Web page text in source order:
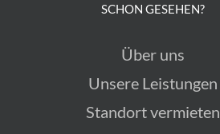
SCHON GESEHEN?
Über uns
Unsere Leistungen
Standort vermieten